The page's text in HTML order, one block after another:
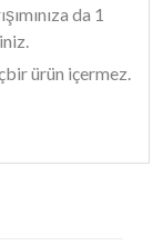
da 1
ürün içermez.